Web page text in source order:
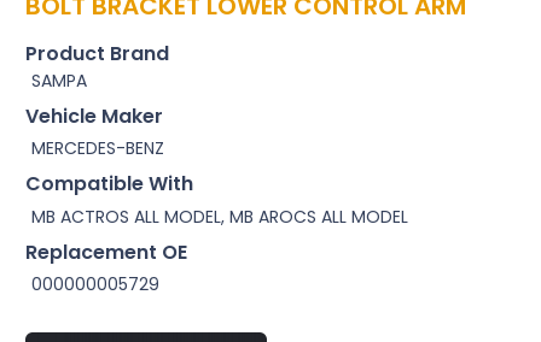
Product Brand
SAMPA
Vehicle Maker
MERCEDES-BENZ
Compatible With
MB ACTROS ALL MODEL, MB AROCS ALL MODEL
Replacement OE
000000005729